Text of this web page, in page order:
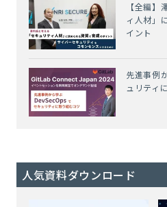
【全編
ィ人材」
イント
先進事例
ュリティ
人気資料ダウンロード